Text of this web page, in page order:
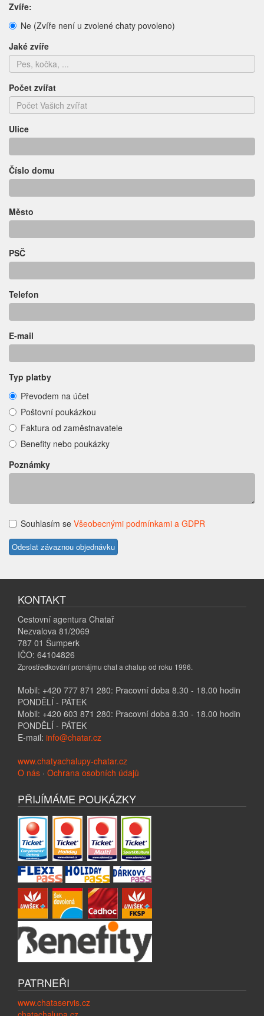
Zvíře:
Ne (Zvíře není u zvolené chaty povoleno)
Jaké zvíře
Počet zvířat
Ulice
Číslo domu
Město
PSČ
Telefon
E-mail
Typ platby
Převodem na účet
Poštovní poukázkou
Faktura od zaměstnavatele
Benefity nebo poukázky
Poznámky
Souhlasím se Všeobecnými podmínkami a GDPR
KONTAKT
Cestovní agentura Chatař
Nezvalova 81/2069
787 01 Šumperk
IČO: 64104826
Zprostředkování pronájmu chat a chalup od roku 1996.
Mobil: +420 777 871 280: Pracovní doba 8.30 - 18.00 hodin
PONDĚLÍ - PÁTEK
Mobil: +420 603 871 280: Pracovní doba 8.30 - 18.00 hodin
PONDĚLÍ - PÁTEK
E-mail: info@chatar.cz
www.chatyachalupy-chatar.cz
O nás · Ochrana osobních údajů
PŘIJÍMÁME POUKÁZKY
PATRNEŘI
www.chataservis.cz